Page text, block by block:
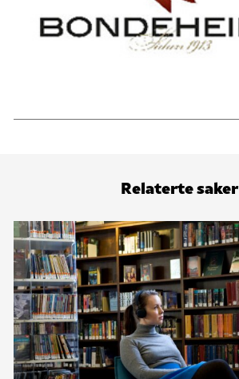
Relaterte saker